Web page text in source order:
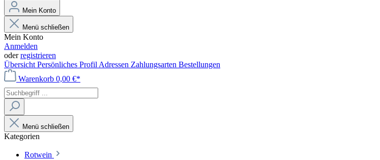
Mein Konto
Menü schließen
Mein Konto
Anmelden
oderregistrieren
Übersicht Persönliches Profil Adressen Zahlungsarten Bestellungen
Warenkorb 0,00 €*
Menü schließen
Kategorien
Rotwein